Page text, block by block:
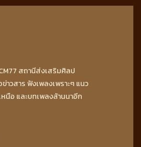
สถานีส่งเสริมศิลป
วสาร ฟังเพลงเพราะๆ แนว
นือ และบทเพลงล้านนาอีก